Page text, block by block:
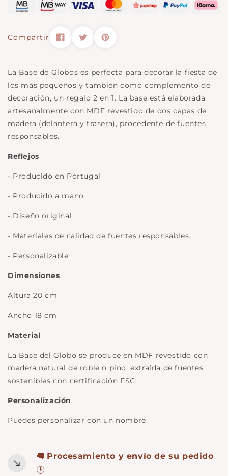
Compartir
La Base de Globos es perfecta para decorar la fiesta de
los más pequeños y también como complemento de
decoración, un regalo 2 en 1. La base está elaborada
artesanalmente con MDF revestido de dos capas de
madera (delantera y trasera), procedente de fuentes
responsables.
Reflejos
- Producido en Portugal
- Producido a mano
- Diseño original
- Materiales de calidad de fuentes responsables.
- Personalizable
Dimensiones
Altura 20 cm
Ancho 18 cm
Material
La Base del Globo se produce en MDF revestido con
madera natural de roble o pino, extraída de fuentes
sostenibles con certificación FSC.
Personalización
Puedes personalizar con un nombre.
🚚 Procesamiento y envío de su pedido
🕒